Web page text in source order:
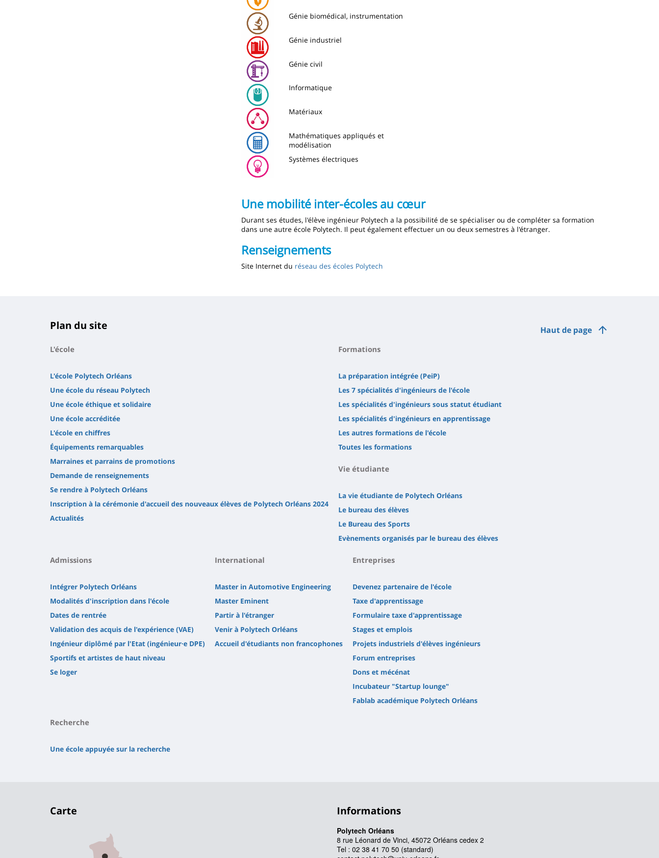
Image Génie biomédical, instrumentation
Image Génie industriel
Image Génie civil
Image Informatique
Image Matériaux
Image
Mathématiques appliqués et
modélisation
Image
Systèmes électriques
Une mobilité inter-écoles au cœur
Durant ses études, l'élève ingénieur Polytech a la possibilité de se spécialiser ou de compléter sa formation
dans une autre école Polytech. Il peut également effectuer un ou deux semestres à l'étranger.
Renseignements
Site Internet du réseau des écoles Polytech
Haut de page
Plan du site
L'école
L'école Polytech Orléans
Une école du réseau Polytech
Une école éthique et solidaire
Une école accréditée
L'école en chiffres
Équipements remarquables
Marraines et parrains de promotions
Demande de renseignements
Se rendre à Polytech Orléans
Inscription à la cérémonie d'accueil des nouveaux élèves de Polytech Orléans 2024
Actualités
Formations
La préparation intégrée (PeiP)
Les 7 spécialités d'ingénieurs de l'école
Les spécialités d'ingénieurs sous statut étudiant
Les spécialités d'ingénieurs en apprentissage
Les autres formations de l'école
Toutes les formations
Vie étudiante
La vie étudiante de Polytech Orléans
Le bureau des élèves
Le Bureau des Sports
Evènements organisés par le bureau des élèves
Admissions
Intégrer Polytech Orléans
Modalités d'inscription dans l'école
Dates de rentrée
Validation des acquis de l'expérience (VAE)
Ingénieur diplômé par l'Etat (ingénieur·e DPE)
Sportifs et artistes de haut niveau
Se loger
International
Master in Automotive Engineering
Master Eminent
Partir à l'étranger
Venir à Polytech Orléans
Accueil d'étudiants non francophones
Entreprises
Devenez partenaire de l'école
Taxe d'apprentissage
Formulaire taxe d'apprentissage
Stages et emplois
Projets industriels d'élèves ingénieurs
Forum entreprises
Dons et mécénat
Incubateur "Startup lounge"
Fablab académique Polytech Orléans
Recherche
Une école appuyée sur la recherche
Carte Informations
Polytech Orléans
8 rue Léonard de Vinci, 45072 Orléans cedex 2
Tel : 02 38 41 70 50 (standard)